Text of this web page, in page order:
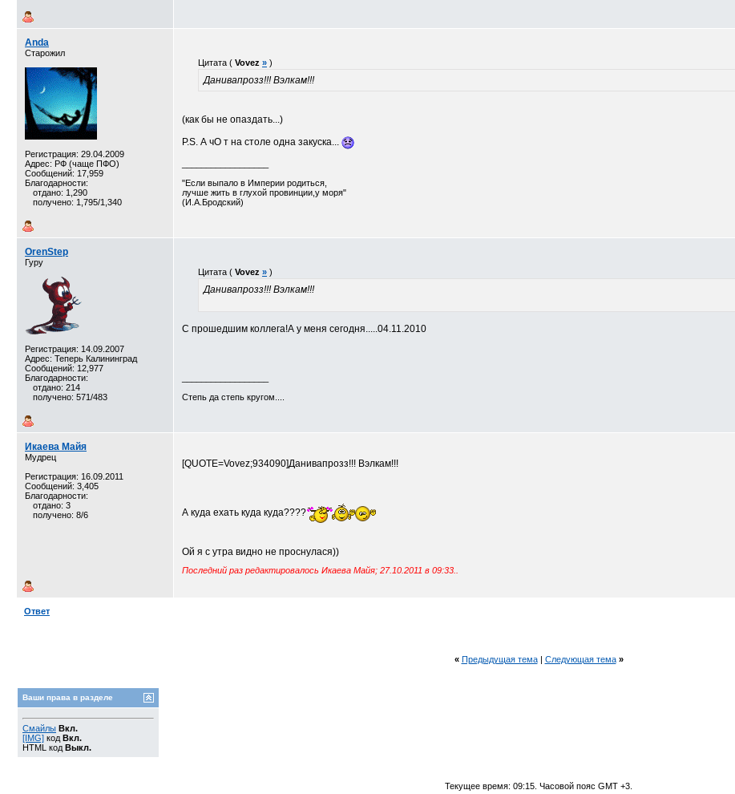
Anda
Старожил
Регистрация: 29.04.2009
Адрес: РФ (чаще ПФО)
Сообщений: 17,959
Благодарности:
отдано: 1,290
получено: 1,795/1,340
Цитата ( Vovez » )
Данивапрозз!!! Вэлкам!!!
(как бы не опаздать...)
P.S. А чО т на столе одна закуска...
"Если выпало в Империи родиться,
лучше жить в глухой провинции,у моря"
(И.А.Бродский)
OrenStep
Гуру
Регистрация: 14.09.2007
Адрес: Теперь Калининград
Сообщений: 12,977
Благодарности:
отдано: 214
получено: 571/483
Цитата ( Vovez » )
Данивапрозз!!! Вэлкам!!!
С прошедшим коллега!А у меня сегодня.....04.11.2010
Степь да степь кругом....
Икаева Майя
Мудрец
Регистрация: 16.09.2011
Сообщений: 3,405
Благодарности:
отдано: 3
получено: 8/6
[QUOTE=Vovez;934090]Данивапрозз!!! Вэлкам!!!
А куда ехать куда куда????
Ой я с утра видно не проснулася))
Последний раз редактировалось Икаева Майя; 27.10.2011 в 09:33
Ответ
« Предыдущая тема| Следующая тема »
Ваши права в разделе
Смайлы Вкл.
[IMG] код Вкл.
HTML код Выкл.
Текущее время: 09:15 . Часовой пояс GMT +3.